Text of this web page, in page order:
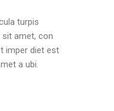
turpis
sit amet, con
imper diet est
a ubi.